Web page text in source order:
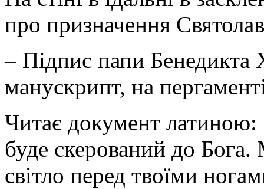
про призначення
– Підпис папи
манускрипт, на
Читає документ латиною:
буде скерований до
світло перед твоїми